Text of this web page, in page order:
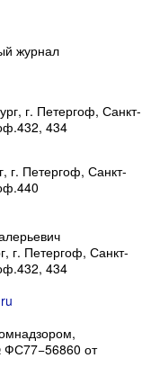
журнал
г. Петергоф, Санкт-
434
г. Петергоф, Санкт-
г. Петергоф, Санкт-
434
ФС77−56860 от